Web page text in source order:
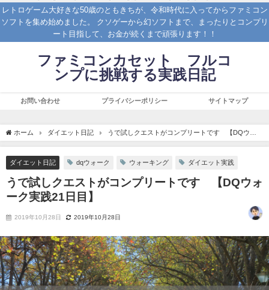
レトロゲーム大好きな50歳のともきちが、令和時代に入ってからファミコン
ソフトを集め始めました。 クソゲーから幻ソフトまで、まったりとコンプリ
ート目指して、お金が続くまで頑張ります！！
ファミコンカセット フルコ
ンプに挑戦する実践日記
お問い合わせ プライバシーポリシー サイトマップ
ホーム ダイエット日記
うで試しクエストがコンプリートです 【DQウォ
ーク実践21日目】
ダイエット日記 dqウォーク ウォーキング ダイエット実践
うで試しクエストがコンプリートです 【DQウォ
ーク実践21日目】
2019年10月28日 2019年10月28日